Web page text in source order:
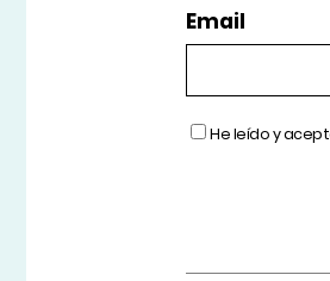
Email
He leído y